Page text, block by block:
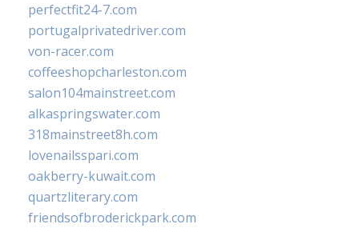
perfectfit24-7.com
portugalprivatedriver.com
von-racer.com
coffeeshopcharleston.com
salon104mainstreet.com
alkaspringswater.com
318mainstreet8h.com
lovenailsspari.com
oakberry-kuwait.com
quartzliterary.com
friendsofbroderickpark.com